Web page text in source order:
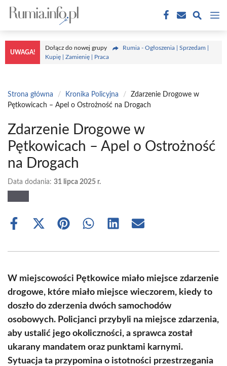
Przejdź
treści
UWAGA!
Dołącz do nowej grupy
Rumia - Ogłoszenia | Sprzedam |
Kupię | Zamienię | Praca
Strona główna / Kronika Policyjna /
Zdarzenie Drogowe w
Pętkowicach – Apel o Ostrożność na Drogach
Zdarzenie Drogowe w
Pętkowicach – Apel o Ostrożność
na Drogach
Data dodania: 31 lipca 2025 r.
Share
Share
(Twitter)
Share Share Share Share
W miejscowości Pętkowice miało miejsce zdarzenie
drogowe, które miało miejsce wieczorem, kiedy to
doszło do zderzenia dwóch samochodów
osobowych. Policjanci przybyli na miejsce zdarzenia,
aby ustalić jego okoliczności, a sprawca został
ukarany mandatem oraz punktami karnymi.
Sytuacja ta przypomina o istotności przestrzegania